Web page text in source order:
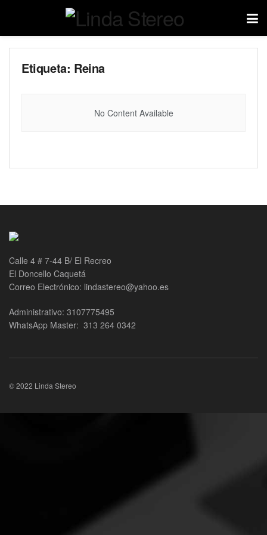
Etiqueta: Reina
No Content Available
Calle 4 # 7-44 B/ El Recreo
El Doncello Caquetá
Correo Electrónico: lindastereo@yahoo.es
Administrativo: 3107775495
WhatsApp Master: 313 264 0342
© 2022 Linda Stereo